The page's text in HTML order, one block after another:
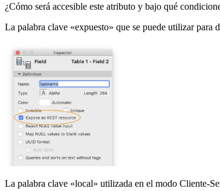
¿Cómo será accesible este atributo y bajo qué
La palabra clave «expuesto» que se puede utilizar
La palabra clave «local» utilizada en el modo Cliente-